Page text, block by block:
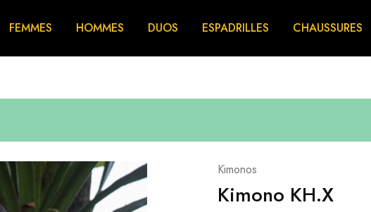
FEMMES HOMMES DUOS ESPADRILLES CHAUSSURES
Kimonos
Kimono KH.X